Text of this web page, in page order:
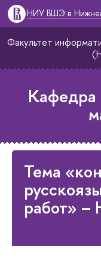
НИУ ВШЭ в
Факультет
Кафедра
Тема
работ» –